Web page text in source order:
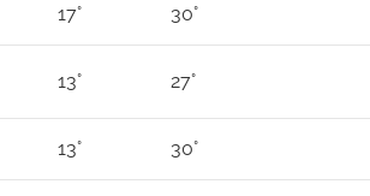
17° 30°
13° 27°
13° 30°